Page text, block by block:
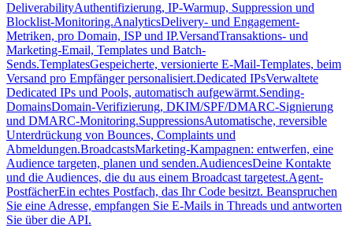
DeliverabilityAuthentifizierung, IP-Warmup, Suppression und
Blocklist-Monitoring.AnalyticsDelivery- und Engagement-
Metriken, pro Domain, ISP und IP.VersandTransaktions- und
Marketing-Email, Templates und Batch-
Sends.TemplatesGespeicherte, versionierte E-Mail-Templates, beim
Versand pro Empfänger personalisiert.Dedicated IPsVerwaltete
Dedicated IPs und Pools, automatisch aufgewärmt.Sending-
DomainsDomain-Verifizierung, DKIM/SPF/DMARC-Signierung
und DMARC-Monitoring.SuppressionsAutomatische, reversible
Unterdrückung von Bounces, Complaints und
Abmeldungen.BroadcastsMarketing-Kampagnen: entwerfen, eine
Audience targeten, planen und senden.AudiencesDeine Kontakte
und die Audiences, die du aus einem Broadcast targetest.Agent-
PostfächerEin echtes Postfach, das Ihr Code besitzt. Beanspruchen
Sie eine Adresse, empfangen Sie E-Mails in Threads und antworten
Sie über die API.